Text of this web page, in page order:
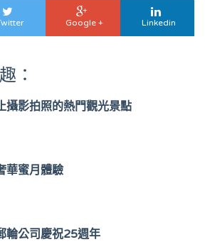
Google + Linkedin
：
攝影拍照的熱門觀光景點
華蜜月體驗
輪公司慶祝25週年